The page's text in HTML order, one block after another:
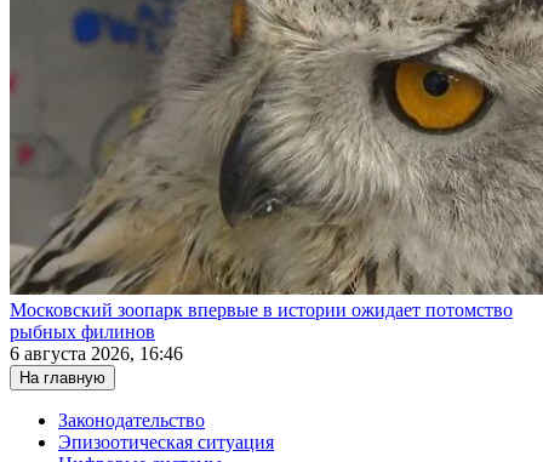
Московский зоопарк впервые в истории ожидает потомство
рыбных филинов
6 августа 2026, 16:46
На главную
Законодательство
Эпизоотическая ситуация